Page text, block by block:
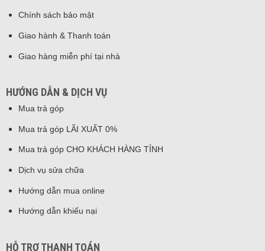
Chính sách bảo mật
Giao hành & Thanh toán
Giao hàng miễn phí tại nhà
HƯỚNG DẪN & DỊCH VỤ
Mua trả góp
Mua trả góp LÃI XUẤT 0%
Mua trả góp CHO KHÁCH HÀNG TỈNH
Dịch vụ sửa chữa
Hướng dẫn mua online
Hướng dẫn khiếu nại
HỖ TRỢ THANH TOÁN